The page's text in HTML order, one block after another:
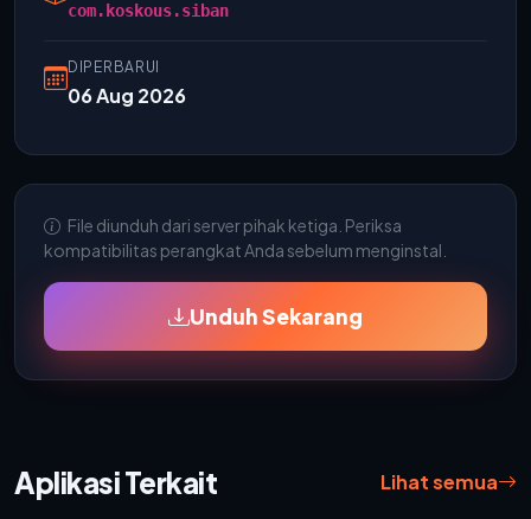
com.koskous.siban
DIPERBARUI
06 Aug 2026
File diunduh dari server pihak ketiga. Periksa
kompatibilitas perangkat Anda sebelum menginstal.
Unduh Sekarang
Aplikasi Terkait Lihat semua